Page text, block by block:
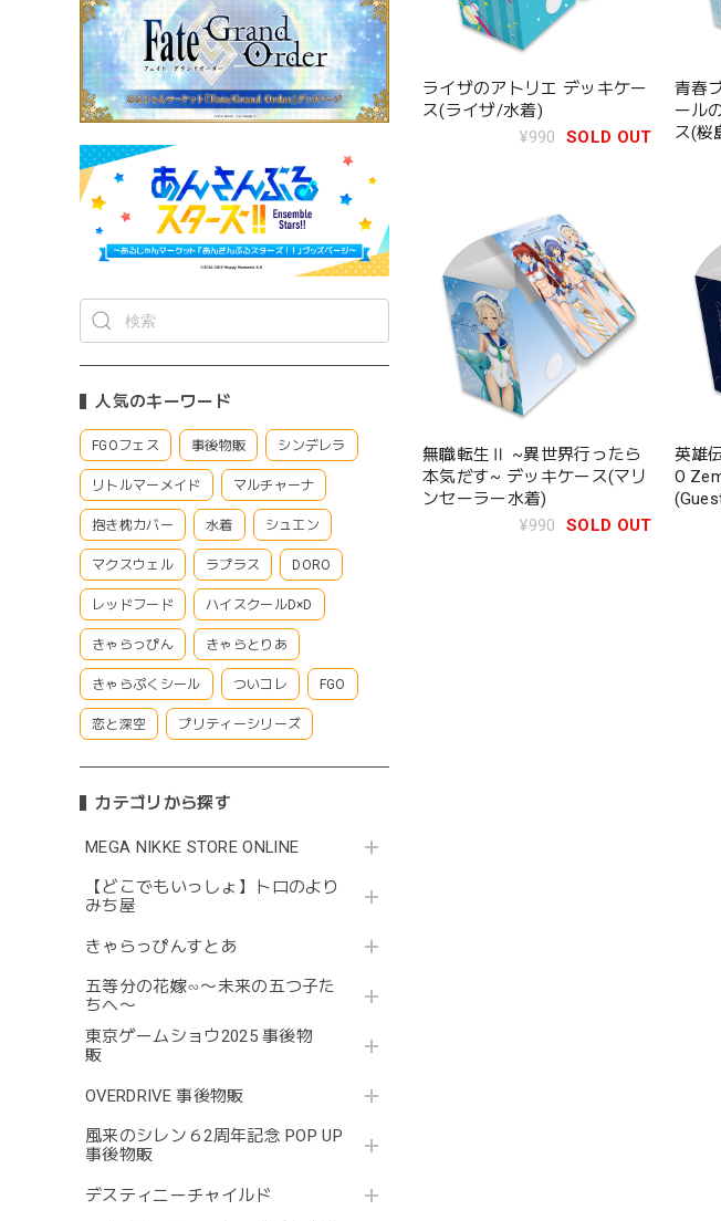
人気のキーワード
FGOフェス 事後物販 シンデレラ
リトルマーメイド マルチャーナ
抱き枕カバー 水着 シュエン
マクスウェル ラプラス DORO
レッドフード ハイスクールD×D
きゃらっぴん きゃらとりあ
きゃらぷくシール ついコレ FGO
恋と深空 プリティーシリーズ
カテゴリから探す
MEGA NIKKE STORE ONLINE
【どこでもいっしょ】トロのより
みち屋
きゃらっぴんすとあ
五等分の花嫁∽〜未来の五つ子た
ちへ〜
東京ゲームショウ2025 事後物
販
OVERDRIVE 事後物販
風来のシレン６2周年記念 POP UP
事後物販
デスティニーチャイルド
ライザのアトリエ デッキケー
ス(ライザ/水着)
¥990
SOLD OUT
青春
ール
ス(桜
無職転生Ⅱ ~異世界行ったら
本気だす~ デッキケース(マリ
ンセーラー水着)
¥990
SOLD OUT
英雄
O